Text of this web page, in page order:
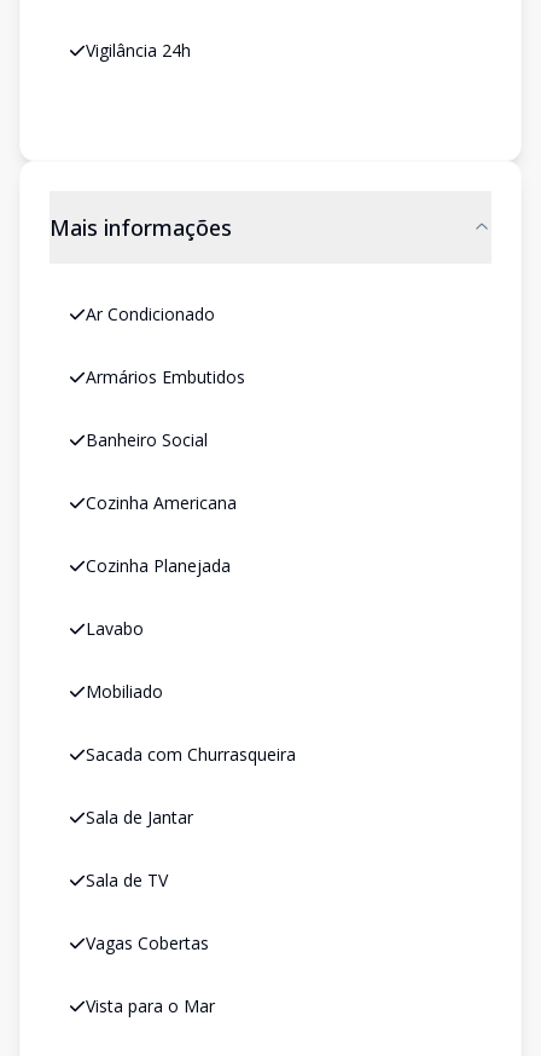
Vigilância 24h
Mais informações
Ar Condicionado
Armários Embutidos
Banheiro Social
Cozinha Americana
Cozinha Planejada
Lavabo
Mobiliado
Sacada com Churrasqueira
Sala de Jantar
Sala de TV
Vagas Cobertas
Vista para o Mar